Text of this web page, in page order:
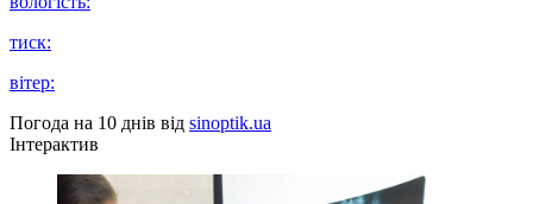
тиск:
вітер:
Погода на 10 днів від sinoptik.ua
Інтерактив